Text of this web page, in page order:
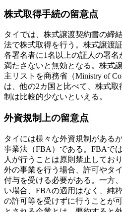
株式取得手続の留意点
タイでは、株式譲渡契約書の締
法で株式取得を行う。株式譲渡
各署名者に1名以上の証人の署
満たさないと無効となる。株式
主リストを商務省（Ministry of
は、他の2カ国と比べて、株式
制は比較的少ないといえる。
外資規制上の留意点
タイには様々な外資規制がある
事業法（FBA）である。FBAで
人が行うことは原則禁止してお
外の事業を行う場合、許可やタ
付与を受ける必要がある。一方
い場合、FBAの適用はなく、純
の許可等を受けずに行うことが